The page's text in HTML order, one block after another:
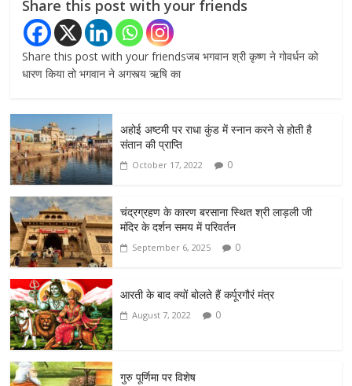
Share this post with your friends
Share this post with your friendsजब भगवान श्री कृष्ण ने गोवर्धन को
धारण किया तो भगवान ने अगस्त्य ऋषि का
अहोई अष्टमी पर राधा कुंड में स्नान करने से होती है
संतान की प्राप्ति
October 17, 2022 0
चंद्रग्रहण के कारण बरसाना स्थित श्री लाड़ली जी
मंदिर के दर्शन समय में परिवर्तन
September 6, 2025 0
आरती के बाद क्यों बोलते हैं कर्पूरगौरं मंत्र
August 7, 2022 0
गुरु पूर्णिमा पर विशेष